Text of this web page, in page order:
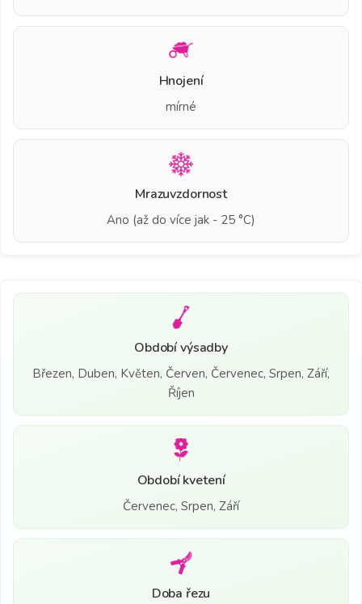
Hnojení
mírné
Mrazuvzdornost
Ano (až do více jak - 25 °C)
Období výsadby
Březen, Duben, Květen, Červen, Červenec, Srpen, Září,
Říjen
Období kvetení
Červenec, Srpen, Září
Doba řezu